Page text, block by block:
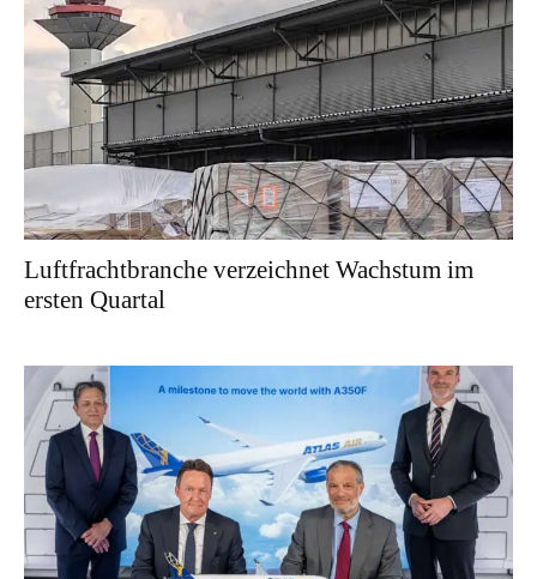
Luftfrachtbranche verzeichnet Wachstum im
ersten Quartal